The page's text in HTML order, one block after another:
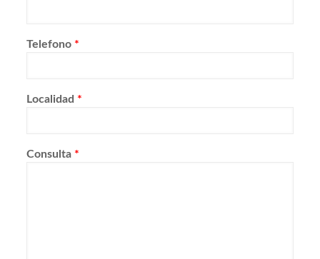
Telefono *
Localidad *
Consulta *